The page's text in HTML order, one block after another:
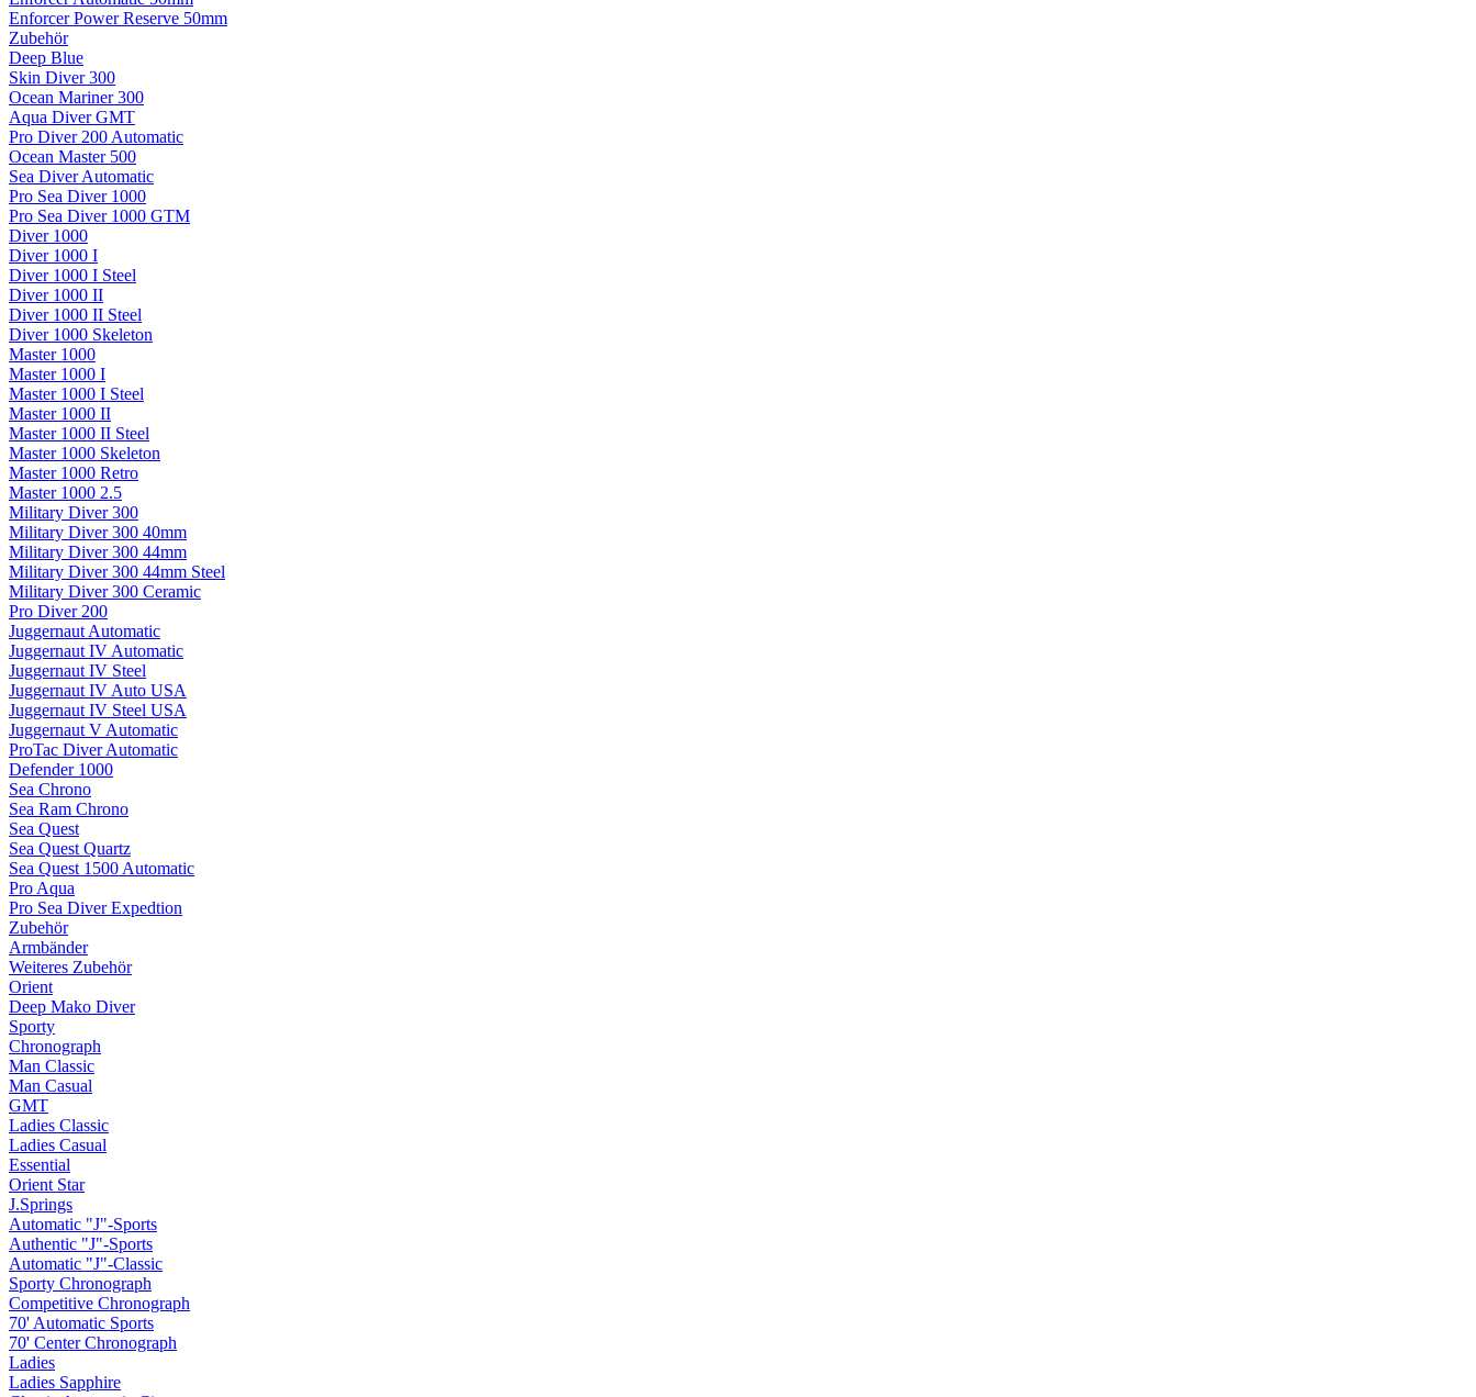
Enforcer Power Reserve 50mm
Zubehör
Deep Blue
Skin Diver 300
Ocean Mariner 300
Aqua Diver GMT
Pro Diver 200 Automatic
Ocean Master 500
Sea Diver Automatic
Pro Sea Diver 1000
Pro Sea Diver 1000 GTM
Diver 1000
Diver 1000 I
Diver 1000 I Steel
Diver 1000 II
Diver 1000 II Steel
Diver 1000 Skeleton
Master 1000
Master 1000 I
Master 1000 I Steel
Master 1000 II
Master 1000 II Steel
Master 1000 Skeleton
Master 1000 Retro
Master 1000 2.5
Military Diver 300
Military Diver 300 40mm
Military Diver 300 44mm
Military Diver 300 44mm Steel
Military Diver 300 Ceramic
Pro Diver 200
Juggernaut Automatic
Juggernaut IV Automatic
Juggernaut IV Steel
Juggernaut IV Auto USA
Juggernaut IV Steel USA
Juggernaut V Automatic
ProTac Diver Automatic
Defender 1000
Sea Chrono
Sea Ram Chrono
Sea Quest
Sea Quest Quartz
Sea Quest 1500 Automatic
Pro Aqua
Pro Sea Diver Expedtion
Zubehör
Armbänder
Weiteres Zubehör
Orient
Deep Mako Diver
Sporty
Chronograph
Man Classic
Man Casual
GMT
Ladies Classic
Ladies Casual
Essential
Orient Star
J.Springs
Automatic "J"-Sports
Authentic "J"-Sports
Automatic "J"-Classic
Sporty Chronograph
Competitive Chronograph
70' Automatic Sports
70' Center Chronograph
Ladies
Ladies Sapphire